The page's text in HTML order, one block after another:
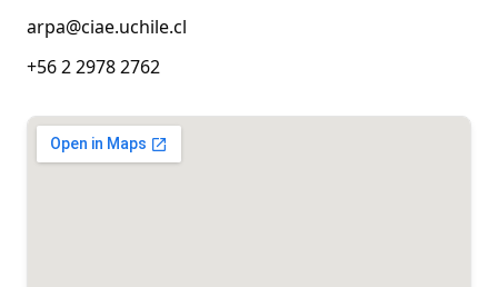
arpa@ciae.uchile.cl
+56 2 2978 2762